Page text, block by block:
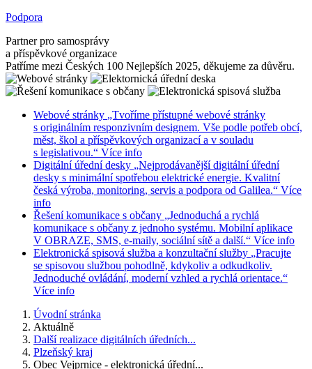
Podpora
Partner pro samosprávy
a příspěvkové organizace
Patříme mezi Českých 100 Nejlepších 2025, děkujeme za důvěru.
Webové stránky „Tvoříme přístupné webové stránky
s originálním responzivním designem. Vše podle potřeb obcí,
měst, škol a příspěvkových organizací a v souladu
s legislativou.“ Více info
Digitální úřední desky „Nejprodávanější digitální úřední
desky s minimální spotřebou elektrické energie. Kvalitní
česká výroba, monitoring, servis a podpora od Galilea.“ Více
info
Řešení komunikace s občany „Jednoduchá a rychlá
komunikace s občany z jednoho systému. Mobilní aplikace
V OBRAZE, SMS, e-maily, sociální sítě a další.“ Více info
Elektronická spisová služba a konzultační služby „Pracujte
se spisovou službou pohodlně, kdykoliv a odkudkoliv.
Jednoduché ovládání, moderní vzhled a rychlá orientace.“
Více info
Úvodní stránka
Aktuálně
Další realizace digitálních úředních...
Plzeňský kraj
Obec Vejprnice - elektronická úřední...